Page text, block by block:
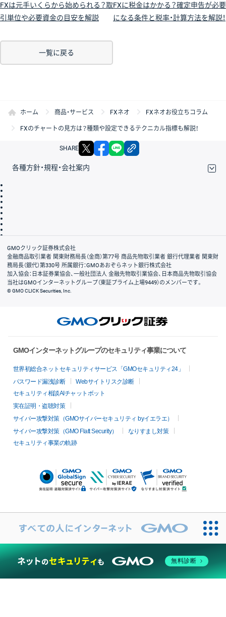
FXは元手いくらから始められる？取
引単位や必要資金の目安を解説
FXに税金はかかる？確定申告が必要
になる条件と税率・計算方法を解説！
一覧に戻る
ホーム 商品・サービス FXネオ FXネオお役立ちコラム
FXのチャートの見方は？種類や設定できるテクニカル指標も解説！
SHARE X facebook
各種方針・規程・会社案内
会社案内
GMOクリック証券株式会社
金融商品取引業者 関東財務局長（金商）第77号 商品先物取引業者 銀行代理業者 関東財
務局長（銀代）第330号 所属銀行：GMOあおぞらネット銀行株式会社
加入協会：日本証券業協会、一般社団法人 金融先物取引業協会、日本商品先物取引協会
当社はGMOインターネットグループ（東証プライム上場9449）のメンバーです。
© GMO CLICK Securities, Inc.
GMOインターネットグループのセキュリティ事業について
世界初総合ネットセキュリティサービス「GMOセキュリティ24」
パスワード漏洩診断
Webサイトリスク診断
セキュリティ相談AIチャットボット
実在証明・盗聴対策
サイバー攻撃対策（GMOサイバーセキュリティ byイエラエ）
サイバー攻撃対策（GMO Flatt Security）
なりすまし対策
セキュリティ事業の軌跡
無料診断